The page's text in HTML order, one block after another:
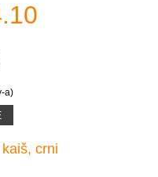
a)
crni